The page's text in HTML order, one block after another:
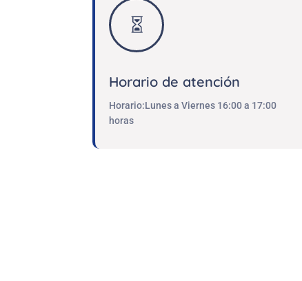

Horario de atención
Horario:Lunes a Viernes 16:00 a 17:00
horas